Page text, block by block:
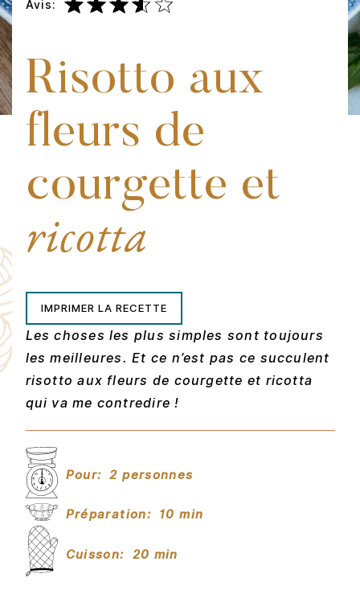
Avis:
Risotto aux
fleurs de
courgette et
ricotta
IMPRIMER LA RECETTE
Les choses les plus simples sont toujours
les meilleures. Et ce n’est pas ce succulent
risotto aux fleurs de courgette et ricotta
qui va me contredire !
Pour: 2 personnes
Préparation: 10 min
Cuisson: 20 min